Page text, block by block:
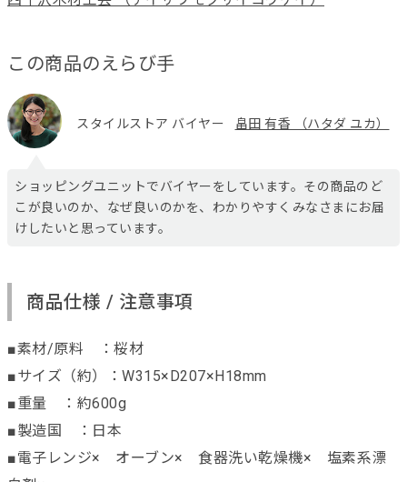
この商品のえらび手
スタイルストア バイヤー 畠田 有香 （ハタダ ユカ）
ショッピングユニットでバイヤーをしています。その商品のど
こが良いのか、なぜ良いのかを、わかりやすくみなさまにお届
けしたいと思っています。
商品仕様 / 注意事項
■素材/原料 ：桜材
■サイズ（約）：W315×D207×H18mm
■重量 ：約600g
■製造国 ：日本
■電子レンジ× オーブン× 食器洗い乾燥機× 塩素系漂